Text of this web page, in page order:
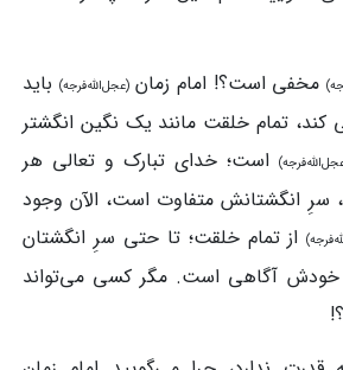
مخفی است؟! امام زمان(عجل‌الله‌فرجه) باید
کند، تمام خلقت مانند یک نگین انگشتر
است؛ خدای تبارک و تعالی هر
سرِ انگشتانش متفاوت است، الآن وجود
از تمام خلقت؛ تا حتی سرِ انگشتان
خودش آگاهی است. مگر کسی می‌تواند